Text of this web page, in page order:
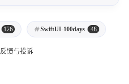
126 SwiftUI-100days 48
反馈与投诉